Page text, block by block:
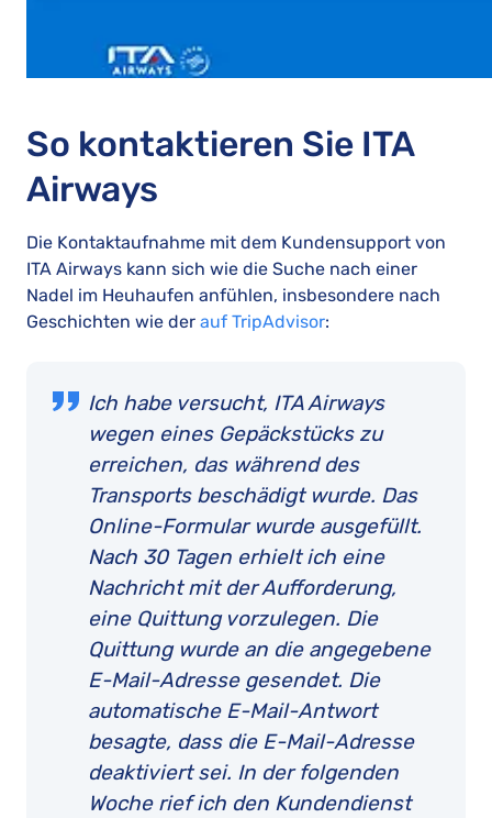
So kontaktieren Sie ITA
Airways
Die Kontaktaufnahme mit dem Kundensupport von
ITA Airways kann sich wie die Suche nach einer
Nadel im Heuhaufen anfühlen, insbesondere nach
Geschichten wie der auf TripAdvisor:
Ich habe versucht, ITA Airways
wegen eines Gepäckstücks zu
erreichen, das während des
Transports beschädigt wurde. Das
Online-Formular wurde ausgefüllt.
Nach 30 Tagen erhielt ich eine
Nachricht mit der Aufforderung,
eine Quittung vorzulegen. Die
Quittung wurde an die angegebene
E-Mail-Adresse gesendet. Die
automatische E-Mail-Antwort
besagte, dass die E-Mail-Adresse
deaktiviert sei. In der folgenden
Woche rief ich den Kundendienst